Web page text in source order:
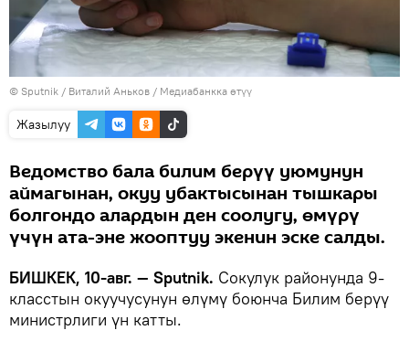
© Sputnik / Виталий Аньков / Медиабанкка өтүү
Жазылуу
Ведомство бала билим берүү уюмунун
аймагынан, окуу убактысынан тышкары
болгондо алардын ден соолугу, өмүрү
үчүн ата-эне жооптуу экенин эске салды.
БИШКЕК, 10-авг. — Sputnik. Сокулук районунда 9-
класстын окуучусунун өлүмү боюнча Билим берүү
министрлиги үн катты.